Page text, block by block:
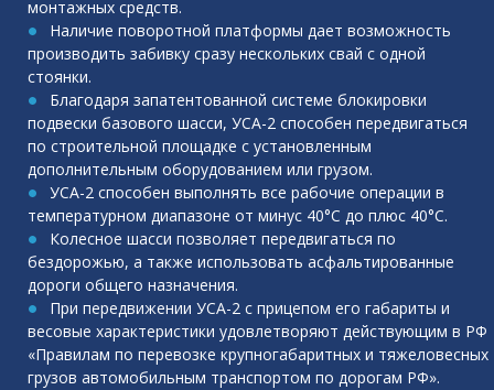
монтажных средств.
Наличие поворотной платформы дает возможность
производить забивку сразу нескольких свай с одной
стоянки.
Благодаря запатентованной системе блокировки
подвески базового шасси, УСА-2 способен передвигаться
по строительной площадке с установленным
дополнительным оборудованием или грузом.
УСА-2 способен выполнять все рабочие операции в
температурном диапазоне от минус 40°С до плюс 40°С.
Колесное шасси позволяет передвигаться по
бездорожью, а также использовать асфальтированные
дороги общего назначения.
При передвижении УСА-2 с прицепом его габариты и
весовые характеристики удовлетворяют действующим в РФ
«Правилам по перевозке крупногабаритных и тяжеловесных
грузов автомобильным транспортом по дорогам РФ».